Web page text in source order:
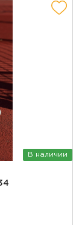
В наличии